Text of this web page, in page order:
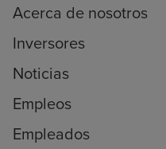
Acerca de nosotros
Inversores
Noticias
Empleos
Empleados